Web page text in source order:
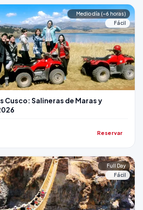
Medio día (~6 horas)
Fácil
Cusco: Salineras de Maras y
Reservar
Full Day
Fácil